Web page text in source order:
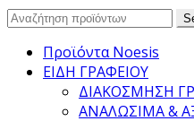
Search
Προϊόντα Noesis
ΕΙΔΗ ΓΡΑΦΕΙΟΥ
ΔΙΑΚΟΣΜΗΣΗ
ΑΝΑΛΩΣΙΜΑ &